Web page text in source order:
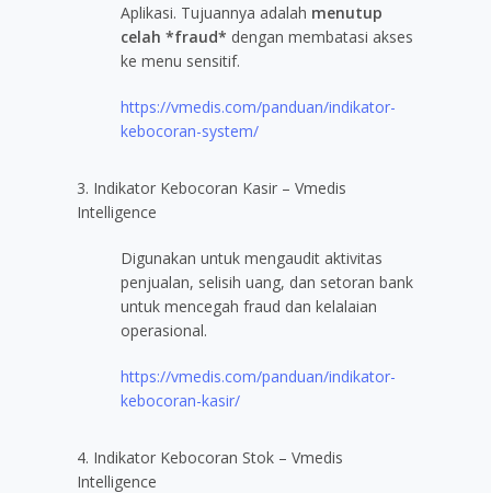
Aplikasi. Tujuannya adalah menutup
celah *fraud* dengan membatasi akses
ke menu sensitif.
https://vmedis.com/panduan/indikator-
kebocoran-system/
3. Indikator Kebocoran Kasir – Vmedis
Intelligence
Digunakan untuk mengaudit aktivitas
penjualan, selisih uang, dan setoran bank
untuk mencegah fraud dan kelalaian
operasional.
https://vmedis.com/panduan/indikator-
kebocoran-kasir/
4. Indikator Kebocoran Stok – Vmedis
Intelligence